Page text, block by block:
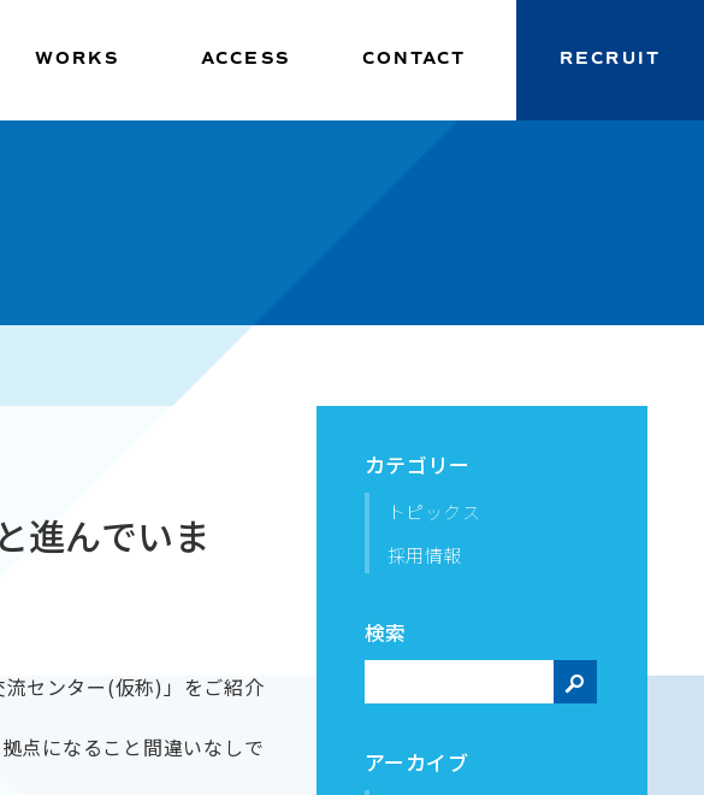
WORKS ACCESS CONTACT RECRUIT
進んでいま
センター(仮称)」をご紹介
点になること間違いなしで
カテゴリー
トピックス
採用情報
検索
検
索
アーカイブ